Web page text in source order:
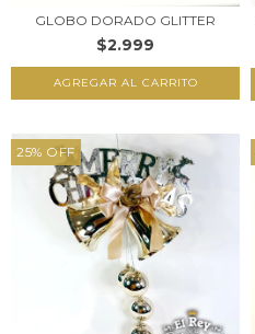
GLOBO DORADO GLITTER
$2.999
AGREGAR AL CARRITO
25% OFF